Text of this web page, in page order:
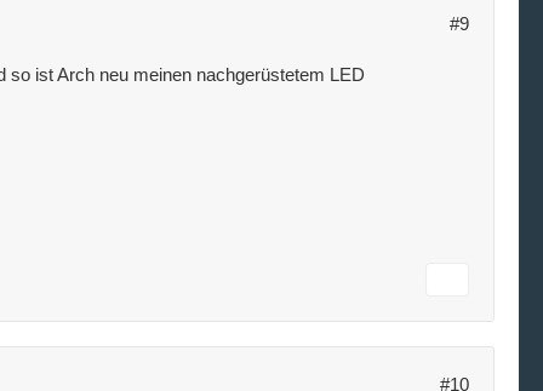
#9
ist Arch neu meinen nachgerüstetem LED
#10